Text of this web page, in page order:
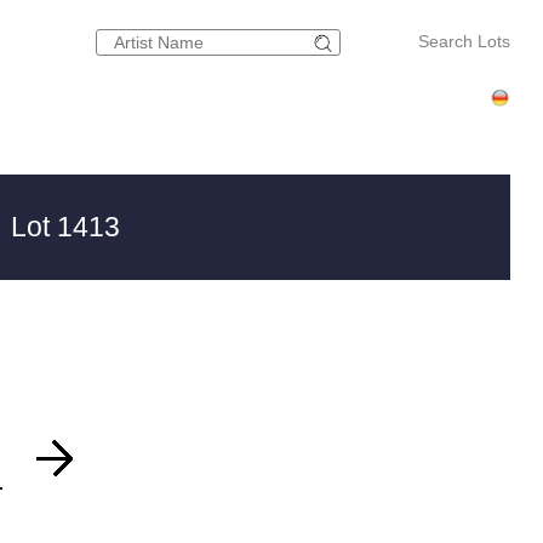
Search Lots
1413